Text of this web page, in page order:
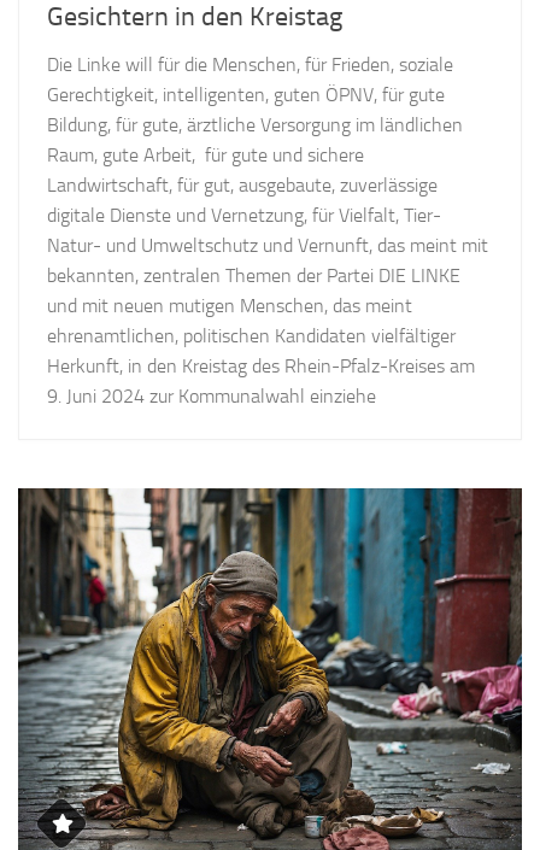
Gesichtern in den Kreistag
Die Linke will für die Menschen, für Frieden, soziale
Gerechtigkeit, intelligenten, guten ÖPNV, für gute
Bildung, für gute, ärztliche Versorgung im ländlichen
Raum, gute Arbeit, für gute und sichere
Landwirtschaft, für gut, ausgebaute, zuverlässige
digitale Dienste und Vernetzung, für Vielfalt, Tier-
Natur- und Umweltschutz und Vernunft, das meint mit
bekannten, zentralen Themen der Partei DIE LINKE
und mit neuen mutigen Menschen, das meint
ehrenamtlichen, politischen Kandidaten vielfältiger
Herkunft, in den Kreistag des Rhein-Pfalz-Kreises am
9. Juni 2024 zur Kommunalwahl einziehe